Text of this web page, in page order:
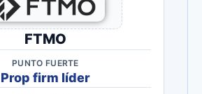
FTMO
PUNTO FUERTE
Prop firm líder